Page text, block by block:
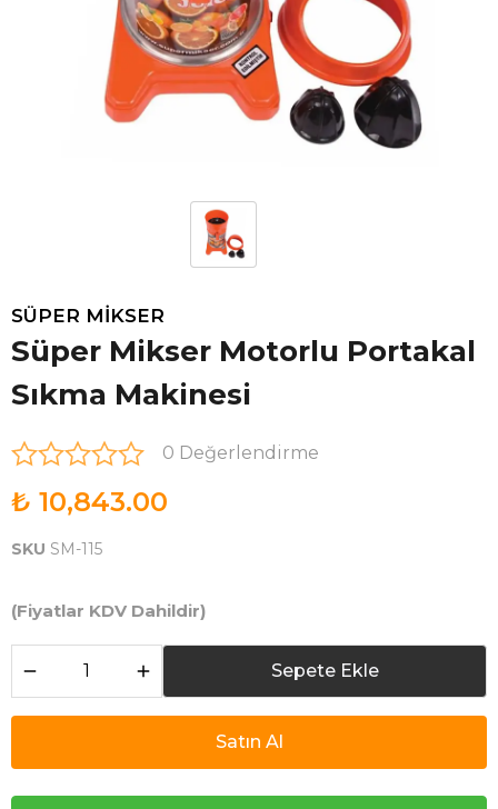
SÜPER MİKSER
Süper Mikser Motorlu Portakal
Sıkma Makinesi
0 Değerlendirme
₺ 10,843.00
SKU SM-115
(Fiyatlar KDV Dahildir)
Sepete Ekle
Satın Al